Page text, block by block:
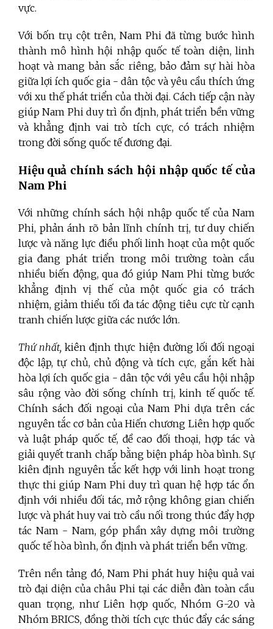
vực.
Với bốn trụ cột trên, Nam Phi đã từng bước hình
thành mô hình hội nhập quốc tế toàn diện, linh
hoạt và mang bản sắc riêng, bảo đảm sự hài hòa
giữa lợi ích quốc gia - dân tộc và yêu cầu thích ứng
với xu thế phát triển của thời đại. Cách tiếp cận này
giúp Nam Phi duy trì ổn định, phát triển bền vững
và khẳng định vai trò tích cực, có trách nhiệm
trong đời sống quốc tế đương đại.
Hiệu quả chính sách hội nhập quốc tế của
Nam Phi
Với những chính sách hội nhập quốc tế của Nam
Phi, phản ánh rõ bản lĩnh chính trị, tư duy chiến
lược và năng lực điều phối linh hoạt của một quốc
gia đang phát triển trong môi trường toàn cầu
nhiều biến động, qua đó giúp Nam Phi từng bước
khẳng định vị thế của một quốc gia có trách
nhiệm, giảm thiểu tối đa tác động tiêu cực từ cạnh
tranh chiến lược giữa các nước lớn.
Thứ nhất, kiên định thực hiện đường lối đối ngoại
độc lập, tự chủ, chủ động và tích cực, gắn kết hài
hòa lợi ích quốc gia - dân tộc với yêu cầu hội nhập
sâu rộng vào đời sống chính trị, kinh tế quốc tế.
Chính sách đối ngoại của Nam Phi dựa trên các
nguyên tắc cơ bản của Hiến chương Liên hợp quốc
và luật pháp quốc tế, đề cao đối thoại, hợp tác và
giải quyết tranh chấp bằng biện pháp hòa bình. Sự
kiên định nguyên tắc kết hợp với linh hoạt trong
thực thi giúp Nam Phi duy trì quan hệ hợp tác ổn
định với nhiều đối tác, mở rộng không gian chiến
lược và phát huy vai trò cầu nối trong thúc đẩy hợp
tác Nam - Nam, góp phần xây dựng môi trường
quốc tế hòa bình, ổn định và phát triển bền vững.
Trên nền tảng đó, Nam Phi phát huy hiệu quả vai
trò đại diện của châu Phi tại các diễn đàn toàn cầu
quan trọng, như Liên hợp quốc, Nhóm G-20 và
Nhóm BRICS, đồng thời tích cực thúc đẩy các sáng